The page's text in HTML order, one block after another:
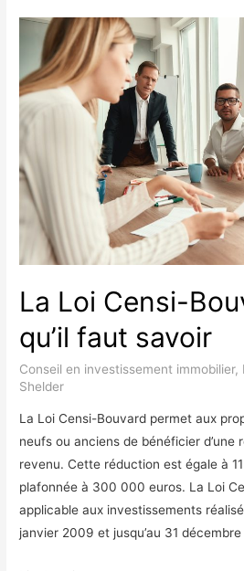
La Loi Censi-
qu’il faut savoir
Conseil en investissement immobilier,
Shelder
La Loi Censi-Bouvard permet aux
neufs ou anciens de bénéficier d’une
revenu. Cette réduction est égale à
plafonnée à 300 000 euros. La Loi
applicable aux investissements
janvier 2009 et jusqu’au 31